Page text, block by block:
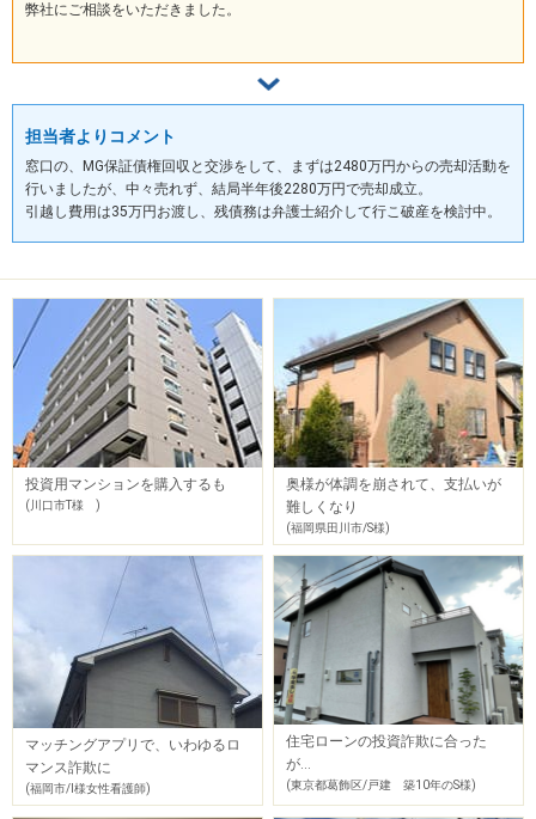
弊社にご相談をいただきました。
担当者よりコメント
窓口の、MG保証債権回収と交渉をして、まずは2480万円からの売却活動を
行いましたが、中々売れず、結局半年後2280万円で売却成立。
引越し費用は35万円お渡し、残債務は弁護士紹介して行こ破産を検討中。
投資用マンションを購入するも
(川口市T様 )
奥様が体調を崩されて、支払いが
難しくなり
(福岡県田川市/S様)
マッチングアプリで、いわゆるロ
マンス詐欺に
(福岡市/I様女性看護師)
住宅ローンの投資詐欺に合った
が…
(東京都葛飾区/戸建 築10年のS様)